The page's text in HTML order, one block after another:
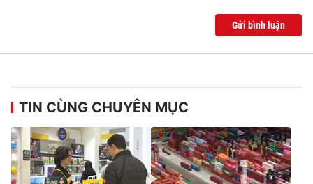
Gửi bình luận
TIN CÙNG CHUYÊN MỤC